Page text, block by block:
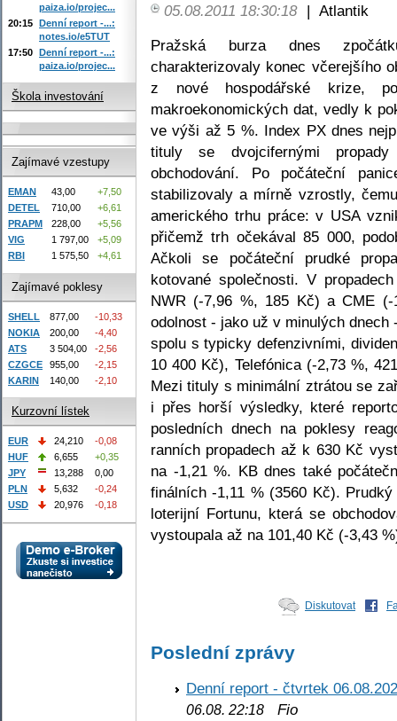
05.08.2011 18:30:18 | Atlantik
Pražská burza dnes
charakterizovaly konec včerejšího
z nové hospodářské krize,
makroekonomických dat, vedly k
ve výši až 5 %. Index PX dnes
tituly se dvojcifernými
obchodování. Po počáteční
stabilizovaly a mírně vzrostly,
amerického trhu práce: v USA
přičemž trh očekával 85 000,
Ačkoli se počáteční prudké
kotované společnosti. V
NWR (-7,96 %, 185 Kč) a CME
odolnost - jako už v minulých
spolu s typicky defenzivními,
10 400 Kč), Telefónica (-2,73 %,
Mezi tituly s minimální ztrátou se
i přes horší výsledky, které
posledních dnech na poklesy
ranních propadech až k 630 Kč
na -1,21 %. KB dnes také
finálních -1,11 % (3560 Kč).
loterijní Fortunu, která se
vystoupala až na 101,40 Kč (-3,43
Diskutovat
Poslední zprávy
Denní report - čtvrtek
06.08. 22:18 Fio
paiza.io/projec...
20:15 Denní report -...:
notes.io/e5TUT
17:50 Denní report -...:
paiza.io/projec...
Škola investování
Zajímavé vzestupy
EMAN 43,00
+7,50
DETEL
710,00
+6,61
PRAPM
228,00
+5,56
VIG
1 797,00
+5,09
RBI
1 575,50 +4,61
Zajímavé poklesy
SHELL 877,00
-10,33
NOKIA
200,00
-4,40
ATS
3 504,00
-2,56
CZGCE
955,00
-2,15
KARIN
140,00 -2,10
Kurzovní lístek
EUR 24,210
-0,08
HUF
6,655
+0,35
JPY
13,288
0,00
PLN
5,632
-0,24
USD
20,976 -0,18